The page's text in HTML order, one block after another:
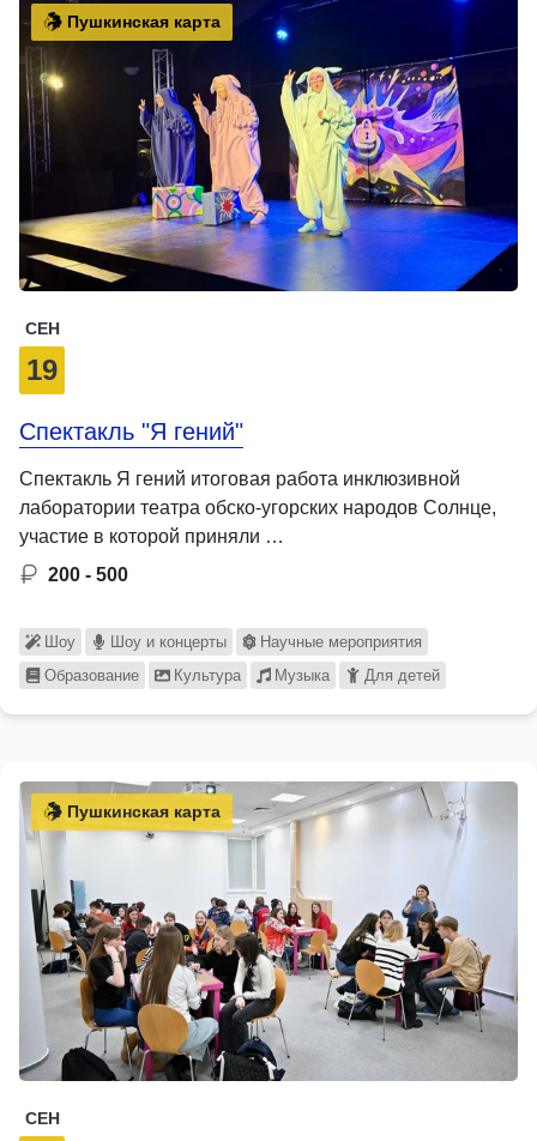
Пушкинская карта
СЕН
19
Спектакль "Я гений"
Спектакль Я гений итоговая работа инклюзивной
лаборатории театра обско-угорских народов Солнце,
участие в которой приняли …
200 - 500
Шоу Шоу и концерты
Научные мероприятия
Образование
Культура Музыка Для детей
Пушкинская карта
СЕН